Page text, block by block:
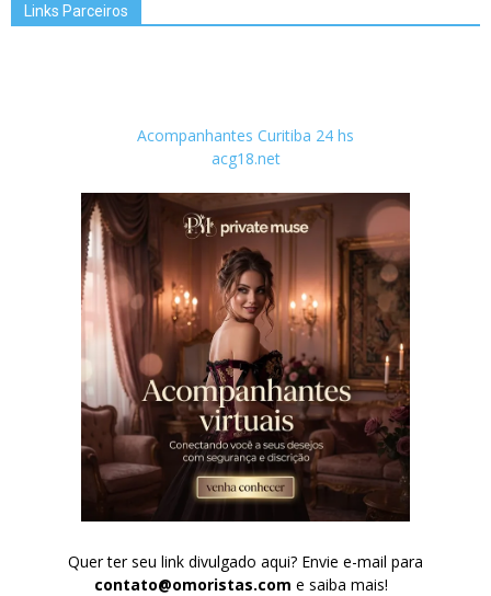
Links Parceiros
Acompanhantes Curitiba 24 hs
acg18.net
Quer ter seu link divulgado aqui? Envie e-mail para
contato@omoristas.com e saiba mais!